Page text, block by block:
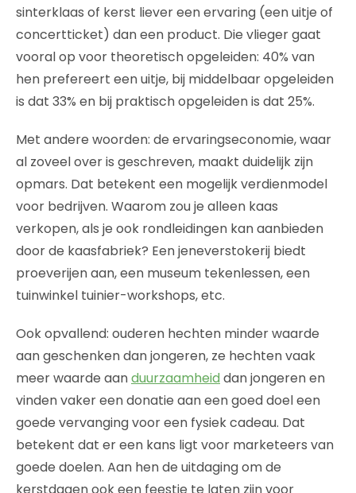
sinterklaas of kerst liever een ervaring (een uitje of
concertticket) dan een product. Die vlieger gaat
vooral op voor theoretisch opgeleiden: 40% van
hen prefereert een uitje, bij middelbaar opgeleiden
is dat 33% en bij praktisch opgeleiden is dat 25%.
Met andere woorden: de ervaringseconomie, waar
al zoveel over is geschreven, maakt duidelijk zijn
opmars. Dat betekent een mogelijk verdienmodel
voor bedrijven. Waarom zou je alleen kaas
verkopen, als je ook rondleidingen kan aanbieden
door de kaasfabriek? Een jeneverstokerij biedt
proeverijen aan, een museum tekenlessen, een
tuinwinkel tuinier-workshops, etc.
Ook opvallend: ouderen hechten minder waarde
aan geschenken dan jongeren, ze hechten vaak
meer waarde aanduurzaamheid dan jongeren en
vinden vaker een donatie aan een goed doel een
goede vervanging voor een fysiek cadeau. Dat
betekent dat er een kans ligt voor marketeers van
goede doelen. Aan hen de uitdaging om de